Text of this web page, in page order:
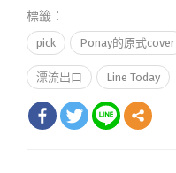
標籤：
pick Ponay的原式cover
漂流出口 Line Today